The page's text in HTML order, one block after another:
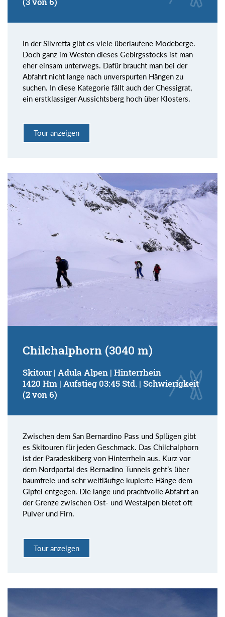
In der Silvretta gibt es viele überlaufene Modeberge.
Doch ganz im Westen dieses Gebirgsstocks ist man
eher einsam unterwegs. Dafür braucht man bei der
Abfahrt nicht lange nach unverspurten Hängen zu
suchen. In diese Kategorie fällt auch der Chessigrat,
ein erstklassiger Aussichtsberg hoch über Klosters.
Tour anzeigen
Chilchalphorn (3040 m)
Skitour | Adula Alpen | Hinterrhein
1420 Hm | Aufstieg 03:45 Std. | Schwierigkeit
(2 von 6)
Zwischen dem San Bernardino Pass und Splügen gibt
es Skitouren für jeden Geschmack. Das Chilchalphorn
ist der Paradeskiberg von Hinterrhein aus. Kurz vor
dem Nordportal des Bernadino Tunnels geht’s über
baumfreie und sehr weitläufige kupierte Hänge dem
Gipfel entgegen. Die lange und prachtvolle Abfahrt an
der Grenze zwischen Ost- und Westalpen bietet oft
Pulver und Firn.
Tour anzeigen